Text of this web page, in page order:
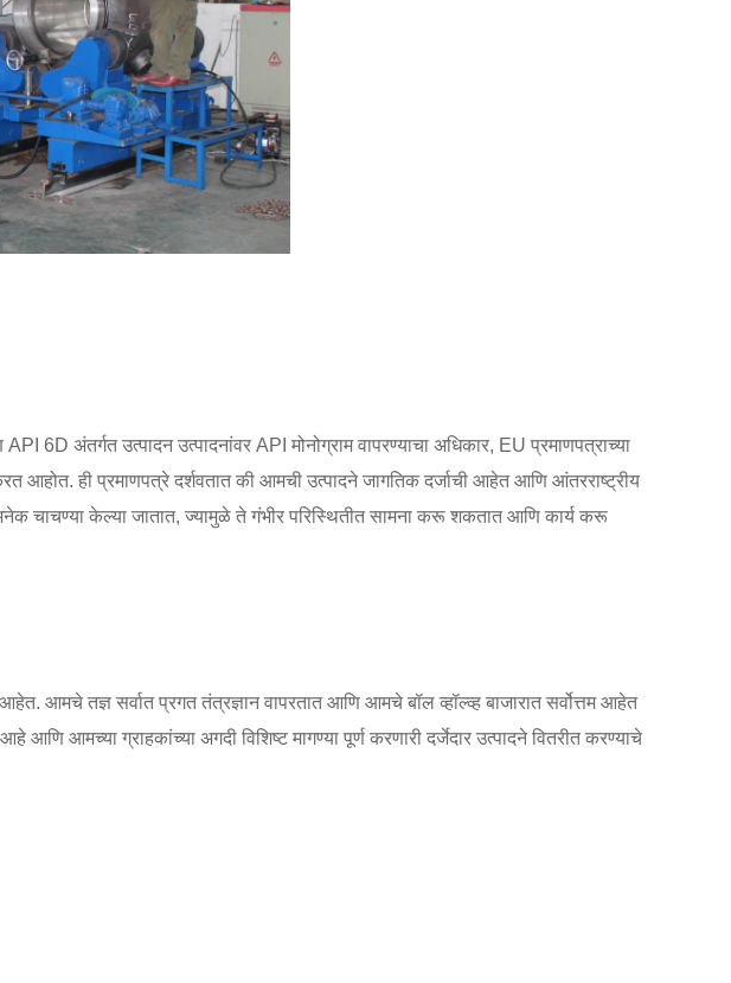
अंतर्गत उत्पादन उत्पादनांवर API मोनोग्राम वापरण्याचा अधिकार, EU प्रमाणपत्राच्या
ही प्रमाणपत्रे दर्शवतात की आमची उत्पादने जागतिक दर्जाची आहेत आणि आंतरराष्ट्रीय
अनेक चाचण्या केल्या जातात, ज्यामुळे ते गंभीर परिस्थितीत सामना करू शकतात आणि कार्य करू
आमचे तज्ञ सर्वात प्रगत तंत्रज्ञान वापरतात आणि आमचे बॉल व्हॉल्व्ह बाजारात सर्वोत्तम आहेत
आमच्या ग्राहकांच्या अगदी विशिष्ट मागण्या पूर्ण करणारी दर्जेदार उत्पादने वितरीत करण्याचे